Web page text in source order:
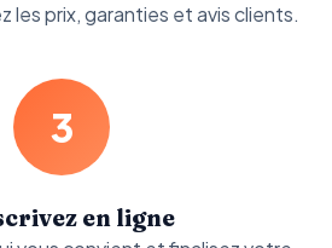
les prix, garanties et avis clients.
3
en ligne